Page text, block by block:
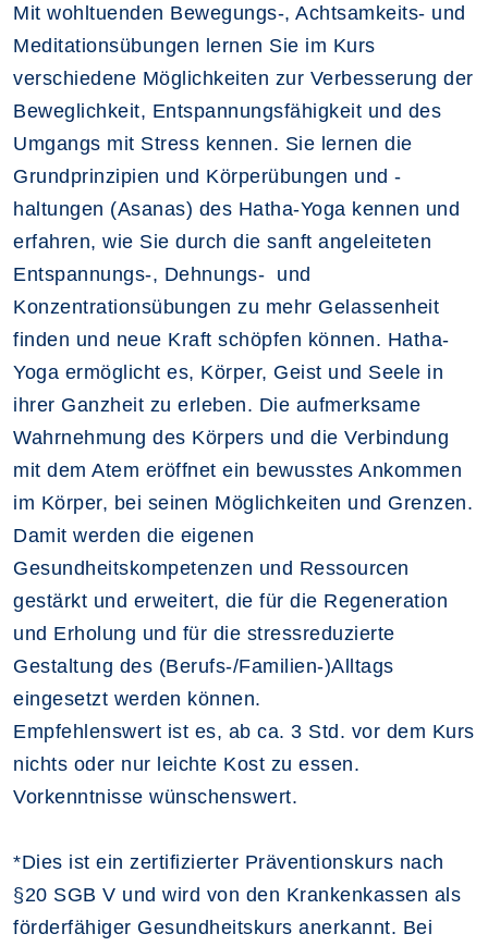
Mit wohltuenden Bewegungs-, Achtsamkeits- und
Meditationsübungen lernen Sie im Kurs
verschiedene Möglichkeiten zur Verbesserung der
Beweglichkeit, Entspannungsfähigkeit und des
Umgangs mit Stress kennen. Sie lernen die
Grundprinzipien und Körperübungen und -
haltungen (Asanas) des Hatha-Yoga kennen und
erfahren, wie Sie durch die sanft angeleiteten
Entspannungs-, Dehnungs- und
Konzentrationsübungen zu mehr Gelassenheit
finden und neue Kraft schöpfen können. Hatha-
Yoga ermöglicht es, Körper, Geist und Seele in
ihrer Ganzheit zu erleben. Die aufmerksame
Wahrnehmung des Körpers und die Verbindung
mit dem Atem eröffnet ein bewusstes Ankommen
im Körper, bei seinen Möglichkeiten und Grenzen.
Damit werden die eigenen
Gesundheitskompetenzen und Ressourcen
gestärkt und erweitert, die für die Regeneration
und Erholung und für die stressreduzierte
Gestaltung des (Berufs-/Familien-)Alltags
eingesetzt werden können.
Empfehlenswert ist es, ab ca. 3 Std. vor dem Kurs
nichts oder nur leichte Kost zu essen.
Vorkenntnisse wünschenswert.
*Dies ist ein zertifizierter Präventionskurs nach
§20 SGB V und wird von den Krankenkassen als
förderfähiger Gesundheitskurs anerkannt. Bei